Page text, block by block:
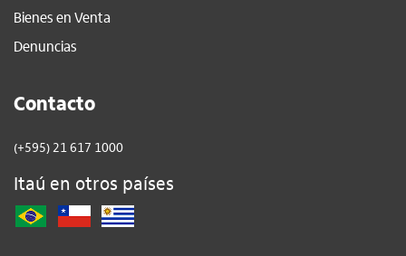
Bienes en Venta
Denuncias
Contacto
(+595) 21 617 1000
Itaú en otros países